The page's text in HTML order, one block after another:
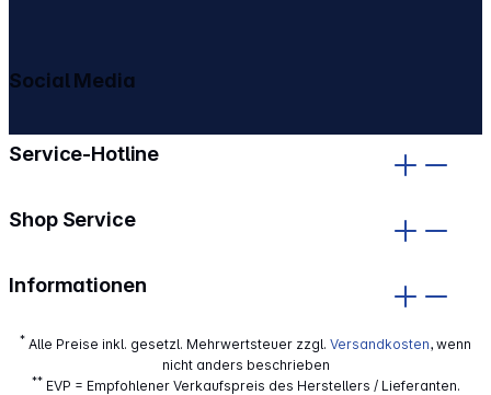
Service-Hotline
Shop Service
Informationen
Social Media
* Alle Preise inkl. gesetzl. Mehrwertsteuer zzgl. Versandkosten, wenn
nicht anders beschrieben
**EVP = Empfohlener Verkaufspreis des Herstellers / Lieferanten.